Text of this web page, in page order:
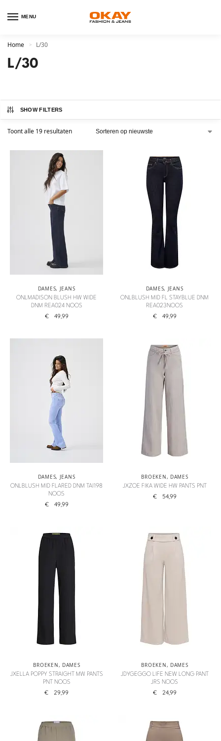
MENU
Home > L/30
L/30
SHOW FILTERS
Toont alle 19 resultaten
DAMES, JEANS
ONLMADISON BLUSH HW WIDE
DNM REA024 NOOS
€ 49,99
DAMES, JEANS
ONLBLUSH MID FL STAYBLUE DNM
REA023NOOS
€ 49,99
DAMES, JEANS
ONLBLUSH MID FLARED DNM TAI198
NOOS
€ 49,99
BROEKEN, DAMES
JXZOE FIKA WIDE HW PANTS PNT
€ 54,99
BROEKEN, DAMES
JXELLA POPPY STRAIGHT MW PANTS
PNT NOOS
€ 29,99
BROEKEN, DAMES
JDYGEGGO LIFE NEW LONG PANT
JRS NOOS
€ 24,99